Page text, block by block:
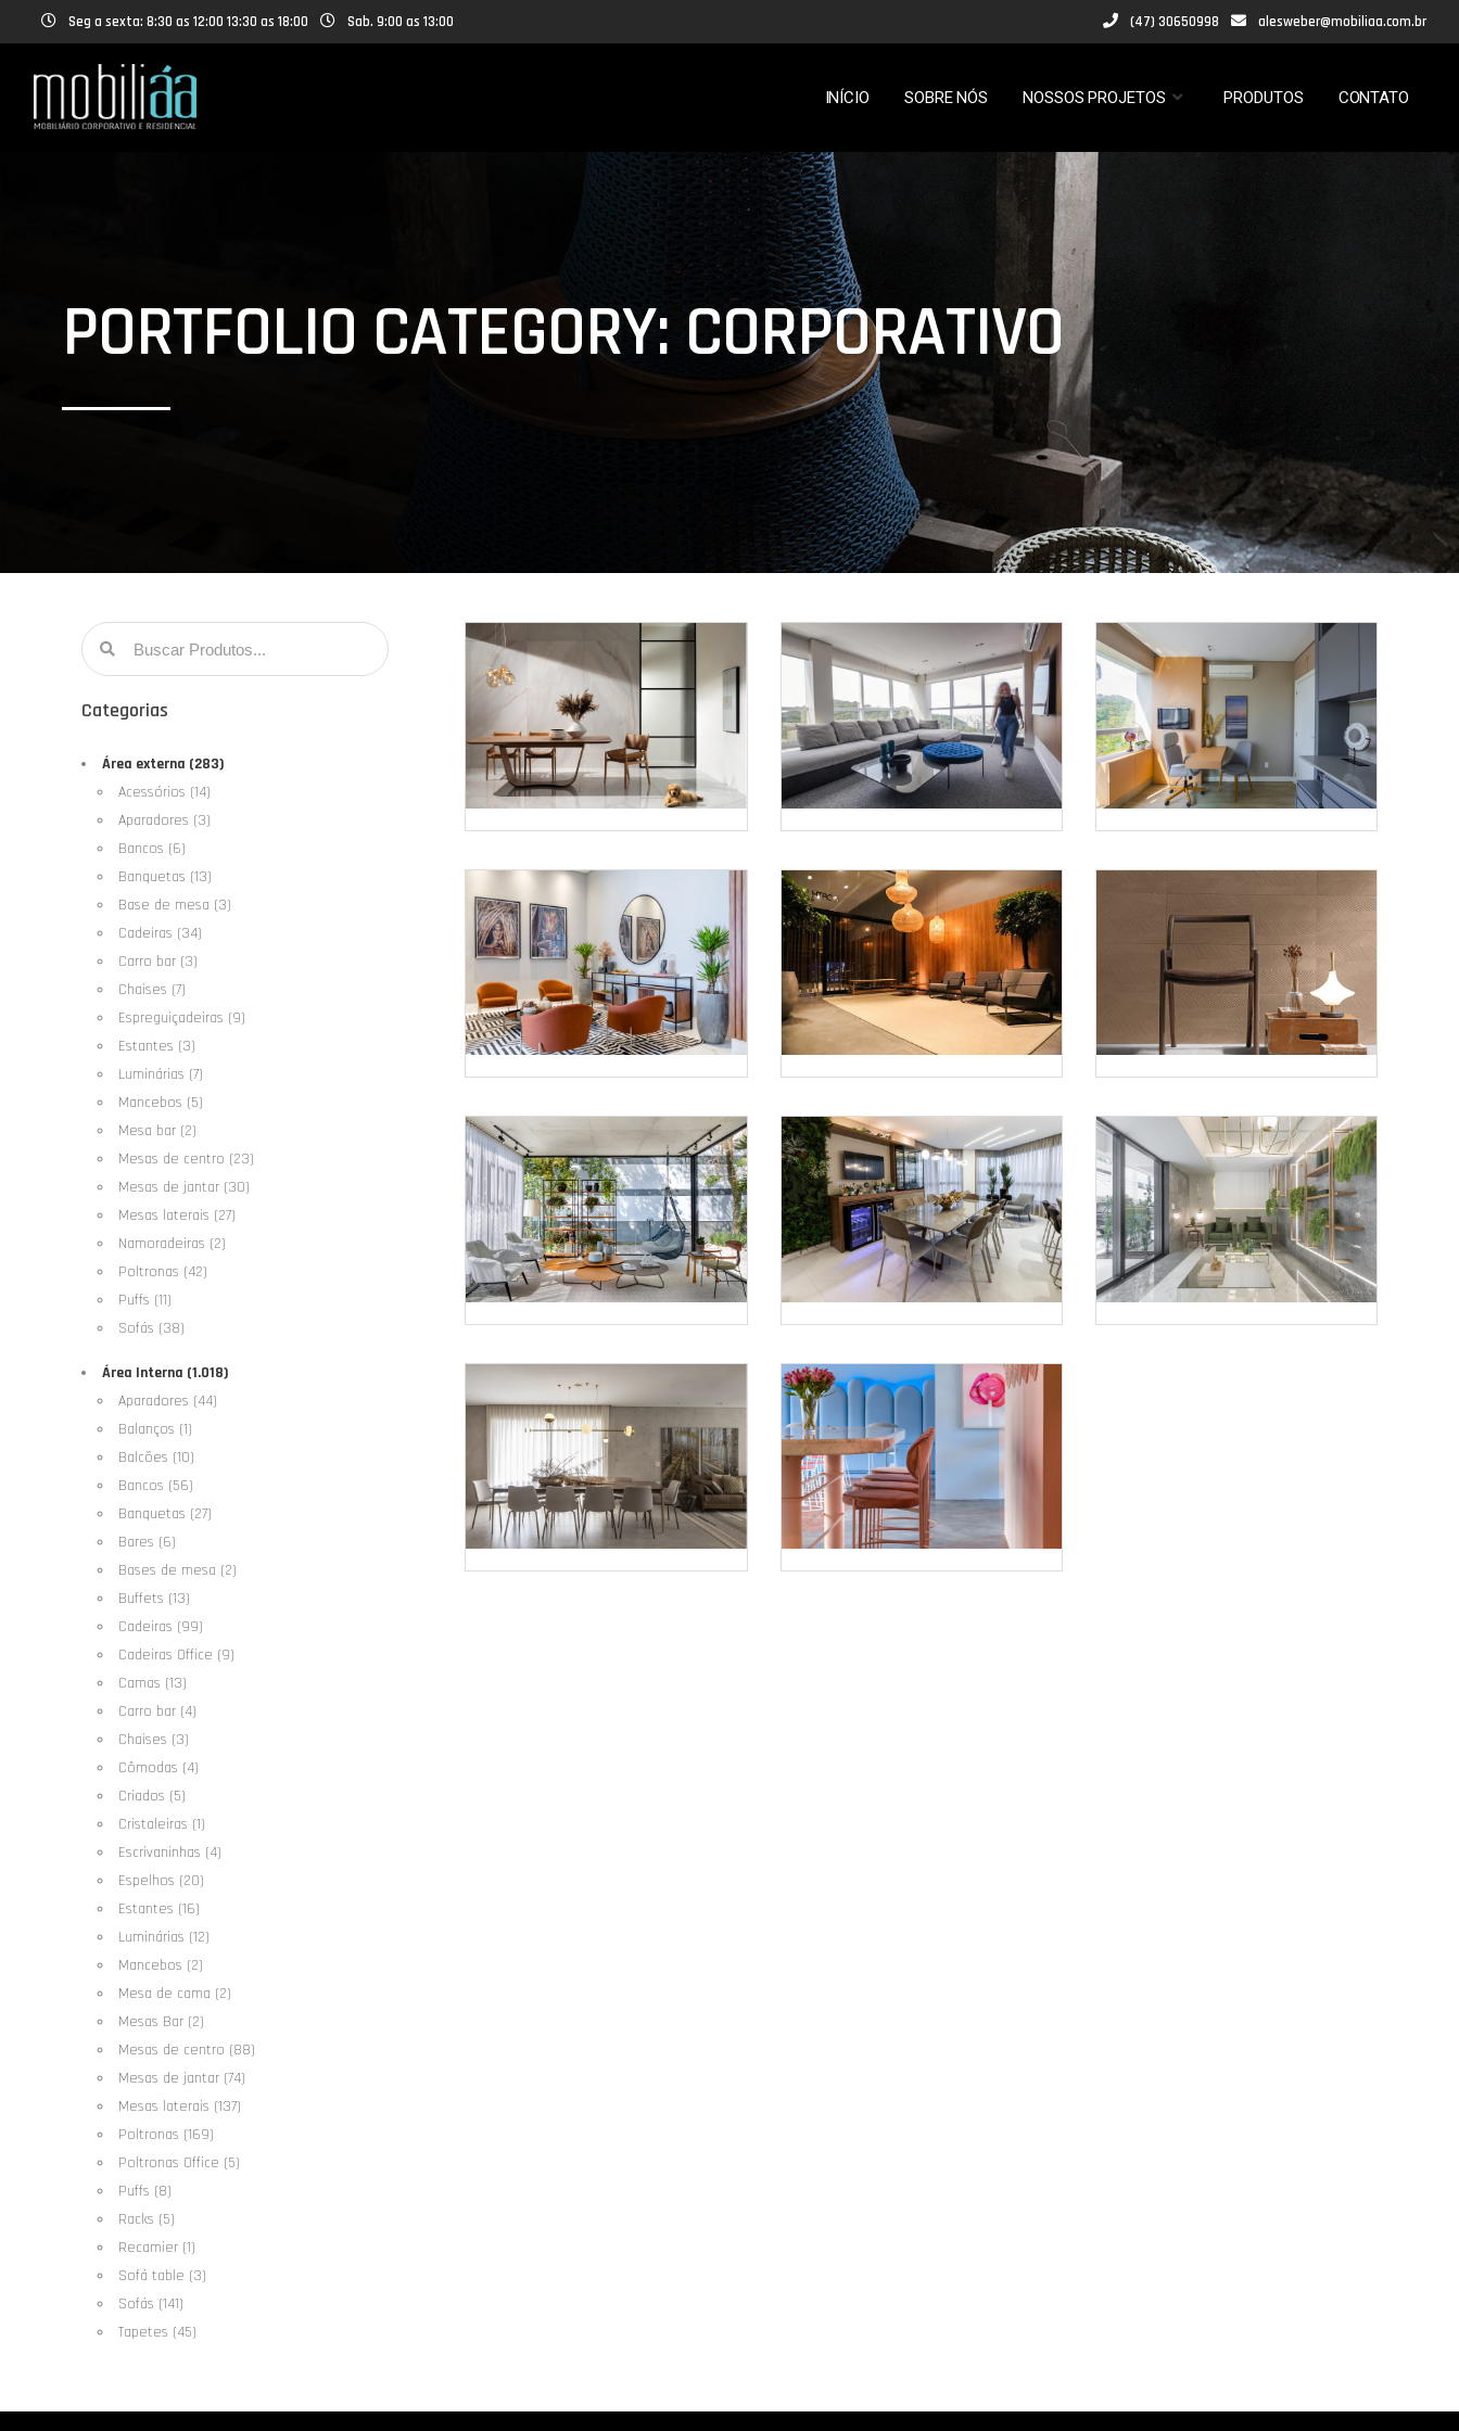
Seg a sexta: 8:30 as 12:00 13:30 as 18:00 Sab. 9:00 as 13:00 (47) 30650998 alesweber@mobiliaa.com.br
INÍCIO SOBRE NÓS NOSSOS PROJETOS PRODUTOS CONTATO
PORTFOLIO CATEGORY: CORPORATIVO
Categorias
Área externa (283)
Acessórios (14)
Aparadores (3)
Bancos (6)
Banquetas (13)
Base de mesa (3)
Cadeiras (34)
Carro bar (3)
Chaises (7)
Espreguiçadeiras (9)
Estantes (3)
Luminárias (7)
Mancebos (5)
Mesa bar (2)
Mesas de centro (23)
Mesas de jantar (30)
Mesas laterais (27)
Namoradeiras (2)
Poltronas (42)
Puffs (11)
Sofás (38)
Área Interna (1.018)
Aparadores (44)
Balanços (1)
Balcões (10)
Bancos (56)
Banquetas (27)
Bares (6)
Bases de mesa (2)
Buffets (13)
Cadeiras (99)
Cadeiras Office (9)
Camas (13)
Carro bar (4)
Chaises (3)
Cômodas (4)
Criados (5)
Cristaleiras (1)
Escrivaninhas (4)
Espelhos (20)
Estantes (16)
Luminárias (12)
Mancebos (2)
Mesa de cama (2)
Mesas Bar (2)
Mesas de centro (88)
Mesas de jantar (74)
Mesas laterais (137)
Poltronas (169)
Poltronas Office (5)
Puffs (8)
Racks (5)
Recamier (1)
Sofá table (3)
Sofás (141)
Tapetes (45)